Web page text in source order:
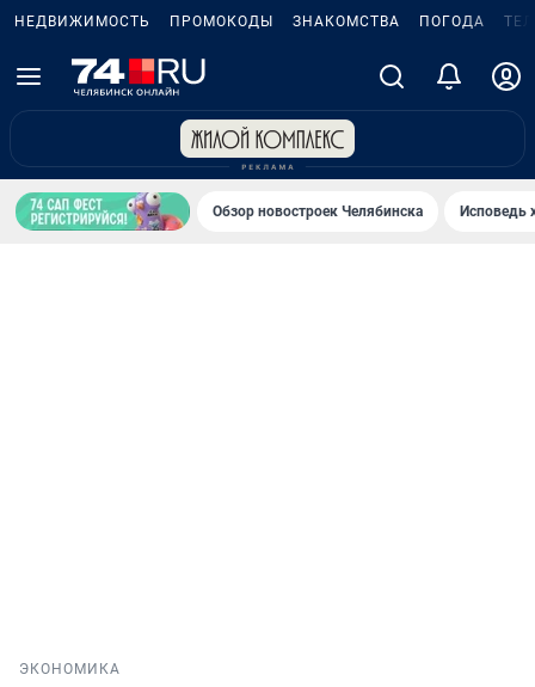
НЕДВИЖИМОСТЬ ПРОМОКОДЫ ЗНАКОМСТВА ПОГОДА
Обзор новостроек Челябинска Исповедь
ЭКОНОМИКА